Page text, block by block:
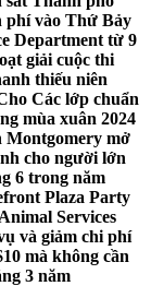
phí vào Thứ Bảy
Department từ 9
giải cuộc thi
thiếu niên
Các lớp chuẩn
mùa xuân 2024
Montgomery mở
cho người lớn
6 trong năm
Plaza Party
Services
và giảm chi phí
mà không cần
3 năm